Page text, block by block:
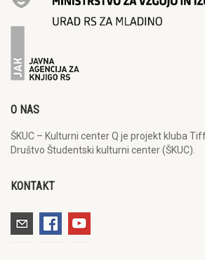
O NAS
ŠKUC – Kulturni center Q je projekt kluba
Društvo Študentski kulturni center (ŠKUC).
KONTAKT